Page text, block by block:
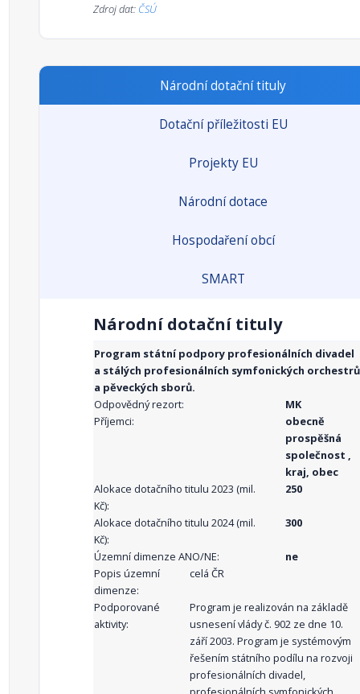
Zdroj dat: ČSÚ
Národní dotační tituly
Dotační příležitosti EU
Projekty EU
Národní dotace
Hospodaření obcí
SMART
Národní dotační tituly
Program státní podpory profesionálních divadel
a stálých profesionálních symfonických orchestrů
a pěveckých sborů.
Odpovědný rezort:
MK
Příjemci:
obecně
prospěšná
společnost ,
kraj, obec
Alokace dotačního titulu 2023 (mil.
Kč):
250
Alokace dotačního titulu 2024 (mil.
Kč):
300
Územní dimenze ANO/NE:
ne
Popis územní
dimenze:
celá ČR
Podporované
aktivity:
Program je realizován na základě
usnesení vlády č. 902 ze dne 10.
září 2003. Program je systémovým
řešením státního podílu na rozvoji
profesionálních divadel,